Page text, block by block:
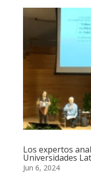
Los expertos
Universidades
Jun 6, 2024